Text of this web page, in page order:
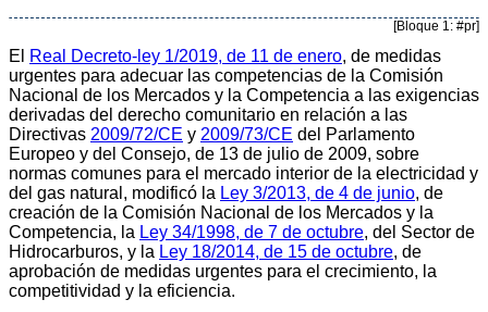
[Bloque 1: #pr]
El Real Decreto-ley 1/2019, de 11 de enero, de medidas
urgentes para adecuar las competencias de la Comisión
Nacional de los Mercados y la Competencia a las exigencias
derivadas del derecho comunitario en relación a las
Directivas 2009/72/CE y 2009/73/CE del Parlamento
Europeo y del Consejo, de 13 de julio de 2009, sobre
normas comunes para el mercado interior de la electricidad y
del gas natural, modificó la Ley 3/2013, de 4 de junio, de
creación de la Comisión Nacional de los Mercados y la
Competencia, la Ley 34/1998, de 7 de octubre, del Sector de
Hidrocarburos, y la Ley 18/2014, de 15 de octubre, de
aprobación de medidas urgentes para el crecimiento, la
competitividad y la eficiencia.